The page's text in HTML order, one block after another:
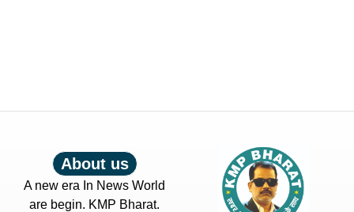
About us
A new era In News World
are begin. KMP Bharat.